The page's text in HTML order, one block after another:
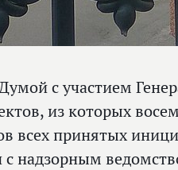
с участием
из которых
всех принятых
с надзорным